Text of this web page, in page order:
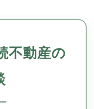
不動産の